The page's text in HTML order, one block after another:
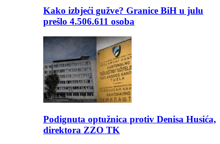
Kako izbjeći gužve? Granice BiH u julu
prešlo 4.506.611 osoba
Podignuta optužnica protiv Denisa Husića,
direktora ZZO TK